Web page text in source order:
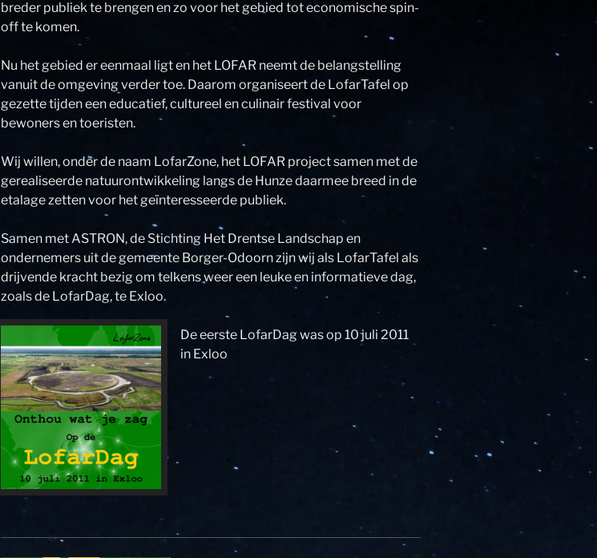
breder publiek te brengen en zo voor het gebied tot economische spin-
off te komen.
Nu het gebied er eenmaal ligt en het LOFAR neemt de belangstelling
vanuit de omgeving verder toe. Daarom organiseert de LofarTafel op
gezette tijden een educatief, cultureel en culinair festival voor
bewoners en toeristen.
Wij willen, onder de naam LofarZone, het LOFAR project samen met de
gerealiseerde natuurontwikkeling langs de Hunze daarmee breed in de
etalage zetten voor het geïnteresseerde publiek.
Samen met ASTRON, de Stichting Het Drentse Landschap en
ondernemers uit de gemeente Borger-Odoorn zijn wij als LofarTafel als
drijvende kracht bezig om telkens weer een leuke en informatieve dag,
zoals de LofarDag, te Exloo.
De eerste LofarDag was op 10 juli 2011
in Exloo